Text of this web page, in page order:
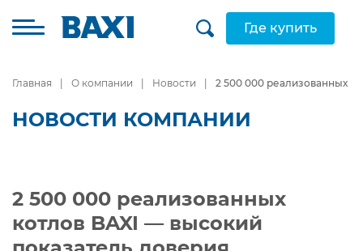
Где купить
Главная О компании Новости 2 500 000 реализованных
НОВОСТИ КОМПАНИИ
2 500 000 реализованных
котлов BAXI — высокий